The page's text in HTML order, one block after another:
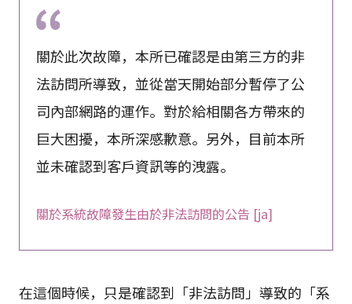
關於此次故障，本所已確認是由第三方的非
法訪問所導致，並從當天開始部分暫停了公
司內部網路的運作。對於給相關各方帶來的
巨大困擾，本所深感歉意。另外，目前本所
並未確認到客戶資訊等的洩露。
關於系統故障發生由於非法訪問的公告 [ja]
在這個時候，只是確認到「非法訪問」導致的「系